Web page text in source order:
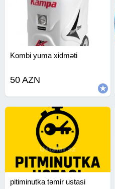
Kombi yuma xidməti
50 AZN
pitiminutka təmir ustasi